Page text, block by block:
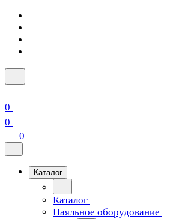
0
0
0
Каталог
Каталог
Паяльное оборудование